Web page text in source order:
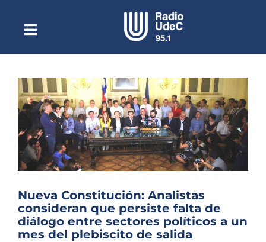
contenidoToggle
NavigationEscuchar Radio UdeC en vivo
Quiénes Somos
Programación
Podcast
Noticias
Columnas
Música Clásica
Nueva Constitución: Analistas
consideran que persiste falta de
diálogo entre sectores políticos a un
mes del plebiscito de salida